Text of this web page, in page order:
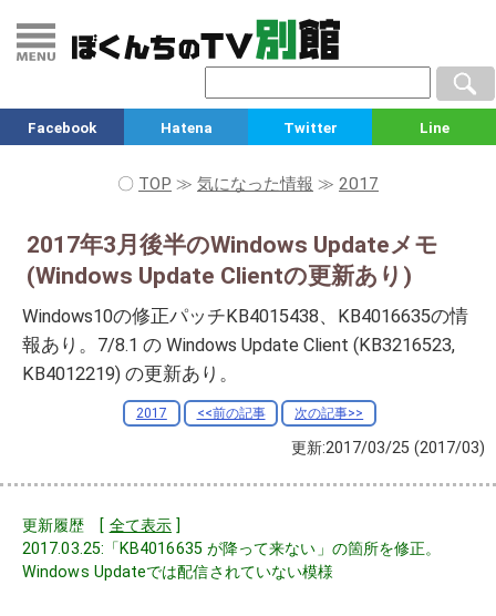
Facebook Hatena Twitter Line
〇 TOP ≫ 気になった情報 ≫ 2017
2017年3月後半のWindows Updateメモ
(Windows Update Clientの更新あり)
Windows10の修正パッチKB4015438、KB4016635の情
報あり。7/8.1 の Windows Update Client (KB3216523,
KB4012219) の更新あり。
2017 <<前の記事 次の記事>>
更新:2017/03/25 (2017/03)
更新履歴 [ 全て表示]
2017.03.25:「KB4016635 が降って来ない」の箇所を修正。
Windows Updateでは配信されていない模様